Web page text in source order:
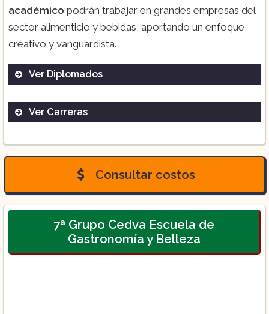
académico podrán trabajar en grandes empresas del
sector alimenticio y bebidas, aportando un enfoque
creativo y vanguardista.
Ver Diplomados
Curso Gastronómico.
Ver Carreras
Técnica en Gastronomía.
Consultar costos
7ª Grupo Cedva Escuela de
Gastronomía y Belleza